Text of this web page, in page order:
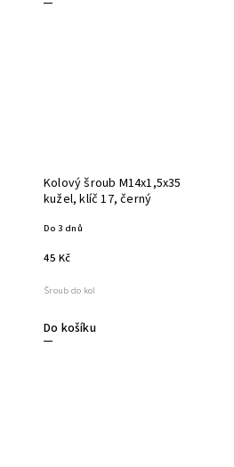
Kolový šroub M14x1,5x35
kužel, klíč 17, černý
Do 3 dnů
45 Kč
Do košíku
Šroub do kol